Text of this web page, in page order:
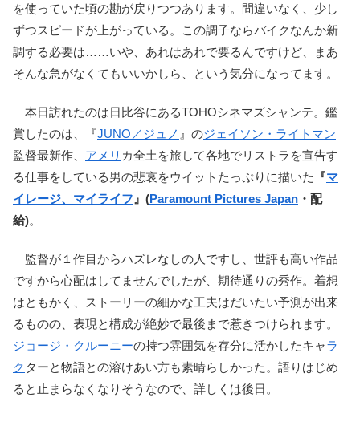
を使っていた頃の勘が戻りつつあります。間違いなく、少し
ずつスピードが上がっている。この調子ならバイクなんか新
調する必要は……いや、あれはあれで要るんですけど、まあ
そんな急がなくてもいいかしら、という気分になってます。
本日訪れたのは日比谷にあるTOHOシネマズシャンテ。鑑
賞したのは、『JUNO／ジュノ 』のジェイソン・ライトマン
監督最新作、 アメリ カ全土を旅して各地でリストラを宣告す
る仕事をしている男の悲哀をウイットたっぷりに描いた
『マ
イレージ、マイライフ 』(Paramount Pictures Japan ・配
給)。
監督が１作目からハズレなしの人ですし、世評も高い作品
ですから心配はしてませんでしたが、期待通りの秀作。着想
はともかく、ストーリーの細かな工夫はだいたい予測が出来
るものの、表現と構成が絶妙で最後まで惹きつけられます。
ジョージ・クルーニーの持つ雰囲気を存分に活かしたキャラ
ク ターと物語との溶けあい方も素晴らしかった。語りはじめ
ると止まらなくなりそうなので、詳しくは後日。